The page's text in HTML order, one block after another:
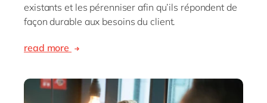
existants et les pérenniser afin qu’ils répondent de
façon durable aux besoins du client.
read more